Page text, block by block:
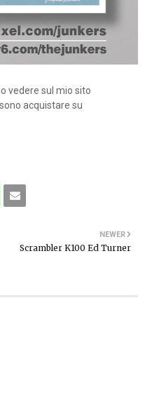
vedere sul mio sito
acquistare su
NEWER
Scrambler K100 Ed Turner